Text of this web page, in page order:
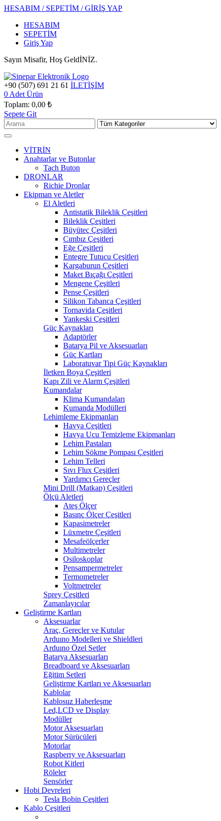
HESABIM / SEPETİM / GİRİŞ YAP
HESABIM
SEPETİM
Giriş Yap
Sayın Misafir, Hoş GeldİNİZ.
+90 (507) 691 21 61 İLETİŞİM
0 Adet Ürün
Toplam: 0,00 ₺
Sepete Git
VİTRİN
Anahtarlar ve Butonlar
Tach Buton
DRONLAR
Richie Dronlar
Ekipman ve Aletler
El Aletleri
Antistatik Bileklik Çeşitleri
Bileklik Çeşitleri
Büyüteç Çeşitleri
Cımbız Çeşitleri
Eğe Çeşitleri
Entegre Tutucu Çeşitleri
Kargaburun Çeşitleri
Maket Bıçağı Çeşitleri
Mengene Çeşitleri
Pense Çeşitleri
Silikon Tabanca Çeşitleri
Tornavida Çeşitleri
Yankeski Çeşitleri
Güç Kaynakları
Adaptörler
Batarya Pil ve Aksesuarları
Güç Kartları
Laboratuvar Tipi Güç Kaynakları
İletken Boya Çeşitleri
Kapı Zili ve Alarm Çeşitleri
Kumandalar
Klima Kumandaları
Kumanda Modülleri
Lehimleme Ekipmanları
Havya Çeşitleri
Havya Ucu Temizleme Ekipmanları
Lehim Pastaları
Lehim Sökme Pompası Çeşitleri
Lehim Telleri
Sıvı Flux Çeşitleri
Yardımcı Gereçler
Mini Drill (Matkap) Çeşitleri
Ölçü Aletleri
Ateş Ölçer
Basınç Ölçer Çeşitleri
Kapasimetreler
Lüxmetre Çeşitleri
Mesafeölçerler
Multimetreler
Osiloskoplar
Pensampermetreler
Termometreler
Voltmetreler
Sprey Çeşitleri
Zamanlayıcılar
Geliştirme Kartları
Aksesuarlar
Araç, Gereçler ve Kutular
Arduıno Modelleri ve Shieldleri
Arduıno Özel Setler
Batarya Aksesuarları
Breadboard ve Aksesuarları
Eğitim Setleri
Geliştirme Kartları ve Aksesuarları
Kablolar
Kablosuz Haberleşme
Led,LCD ve Display
Modüller
Motor Aksesuarları
Motor Sürücüleri
Motorlar
Raspberry ve Aksesuarları
Robot Kitleri
Röleler
Sensörler
Hobi Devreleri
Tesla Bobin Çeşitleri
Kablo Çeşitleri